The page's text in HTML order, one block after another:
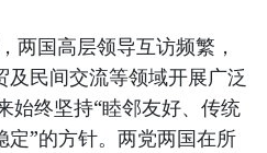
两国高层领导互访频繁，
民间交流等领域开展广泛
始终坚持“睦邻友好、传统
”的方针。两党两国在所